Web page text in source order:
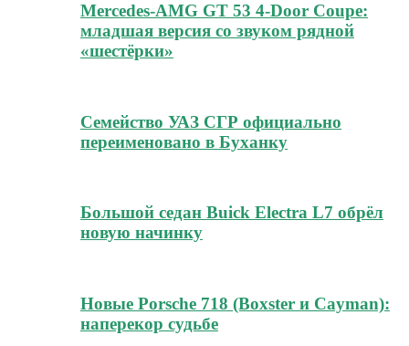
Mercedes-AMG GT 53 4-Door Coupe:
младшая версия со звуком рядной
«шестёрки»
Семейство УАЗ СГР официально
переименовано в Буханку
Большой седан Buick Electra L7 обрёл
новую начинку
Новые Porsche 718 (Boxster и Cayman):
наперекор судьбе